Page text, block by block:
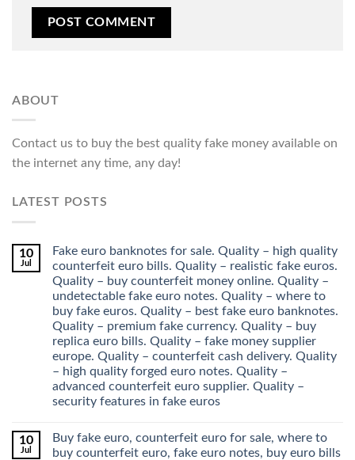
ABOUT
Contact us to buy the best quality fake money available on
the internet any time, any day!
LATEST POSTS
10
Jul
Fake euro banknotes for sale. Quality – high quality
counterfeit euro bills. Quality – realistic fake euros.
Quality – buy counterfeit money online. Quality –
undetectable fake euro notes. Quality – where to
buy fake euros. Quality – best fake euro banknotes.
Quality – premium fake currency. Quality – buy
replica euro bills. Quality – fake money supplier
europe. Quality – counterfeit cash delivery. Quality
– high quality forged euro notes. Quality –
advanced counterfeit euro supplier. Quality –
security features in fake euros
10
Jul
Buy fake euro, counterfeit euro for sale, where to
buy counterfeit euro, fake euro notes, buy euro bills